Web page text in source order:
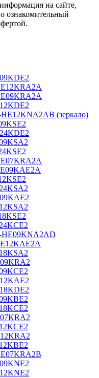
на сайте,
ознакомительный
(зеркало)